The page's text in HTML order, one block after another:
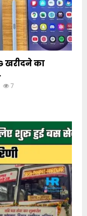
खरीदने का
7